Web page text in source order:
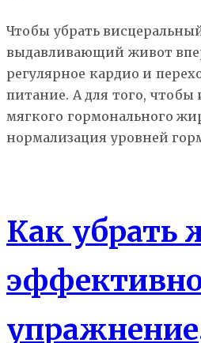
Чтобы убрать
выдавливающий живот
регулярное кардио и
питание. А для того, чтобы
мягкого гормонального
нормализация уровней
Как убрать